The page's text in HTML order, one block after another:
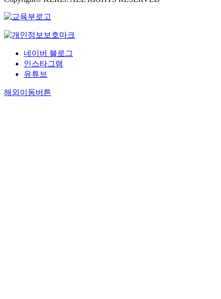
네이버 블로그
인스타그램
유튜브
해외이동버튼